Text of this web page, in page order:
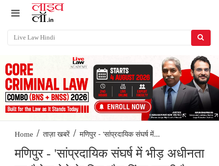
Home / ताज़ा खबरें / मणिपुर - 'सांप्रदायिक संघर्ष में...
मणिपुर - 'सांप्रदायिक संघर्ष में भीड़ अधीनता